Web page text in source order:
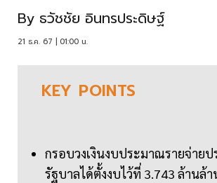
By ธวัชชัย อินทรประดิษฐ์
21 ธ.ค. 67 | 01:00 น.
KEY POINTS
กรอบวงเงินงบประมาณรายจ่ายป
รัฐบาลได้ตั้งงบไว้ที่ 3.743 ล้านล้